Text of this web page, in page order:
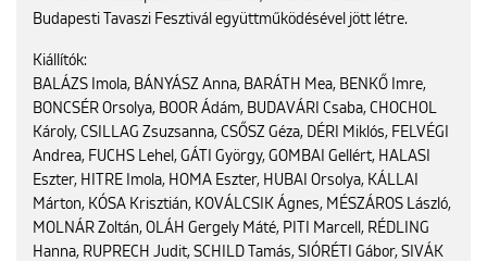
Budapesti Tavaszi Fesztivál együttműködésével jött létre.
Kiállítók:
BALÁZS Imola, BÁNYÁSZ Anna, BARÁTH Mea, BENKŐ Imre,
BONCSÉR Orsolya, BOOR Ádám, BUDAVÁRI Csaba, CHOCHOL
Károly, CSILLAG Zsuzsanna, CSŐSZ Géza, DÉRI Miklós, FELVÉGI
Andrea, FUCHS Lehel, GÁTI György, GOMBAI Gellért, HALASI
Eszter, HITRE Imola, HOMA Eszter, HUBAI Orsolya, KÁLLAI
Márton, KÓSA Krisztián, KOVÁLCSIK Ágnes, MÉSZÁROS László,
MOLNÁR Zoltán, OLÁH Gergely Máté, PITI Marcell, RÉDLING
Hanna, RUPRECH Judit, SCHILD Tamás, SIÓRÉTI Gábor, SIVÁK